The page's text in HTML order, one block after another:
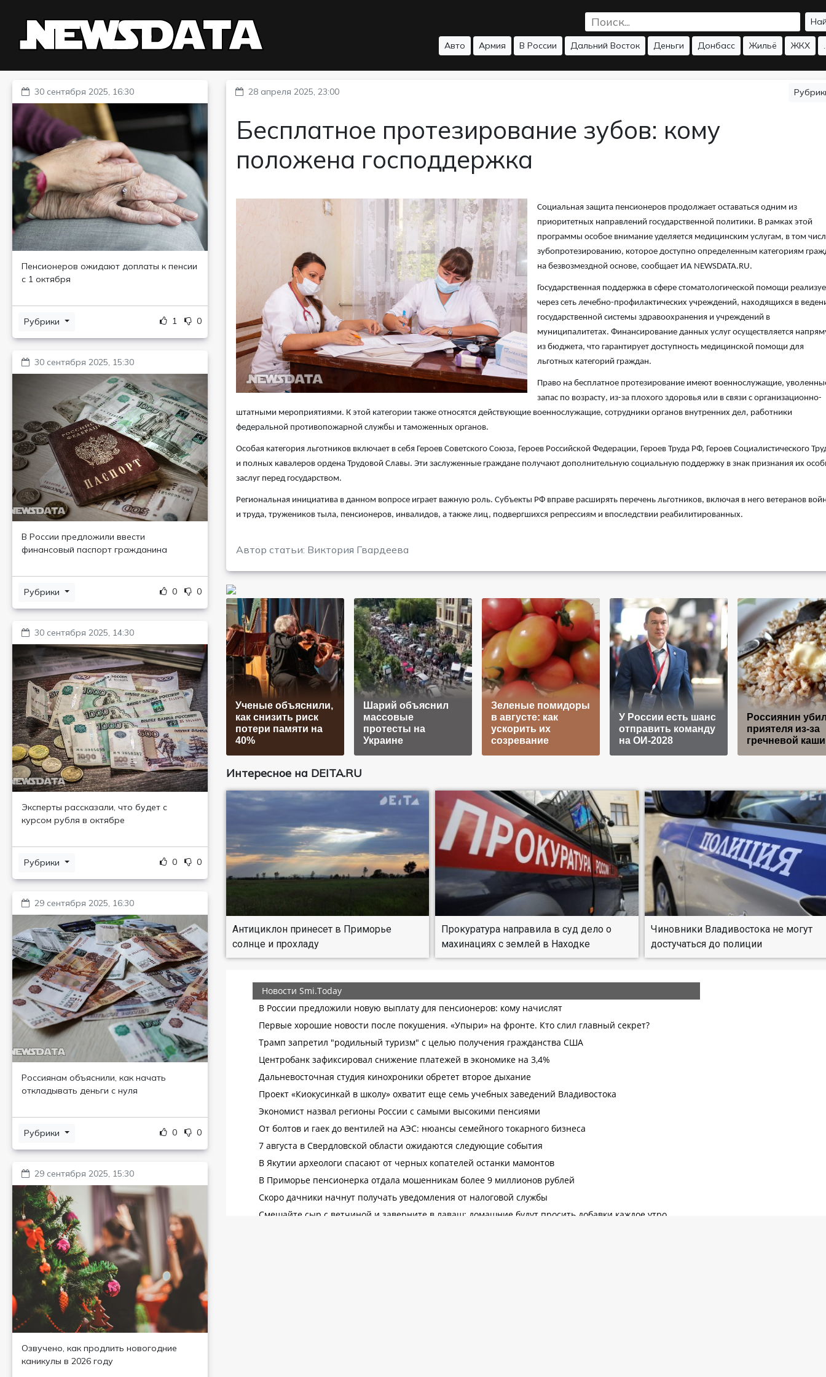
Авто Армия В России Дальний Восток Деньги Донбасс Жильё ЖКХ
30 сентября 2025, 16:30
Пенсионеров ожидают доплаты к пенсии
с 1 октября
Рубрики 1 0
30 сентября 2025, 15:30
В России предложили ввести
финансовый паспорт гражданина
Рубрики 0 0
30 сентября 2025, 14:30
Эксперты рассказали, что будет с
курсом рубля в октябре
Рубрики 0 0
29 сентября 2025, 16:30
Россиянам объяснили, как начать
откладывать деньги с нуля
Рубрики 0 0
29 сентября 2025, 15:30
Озвучено, как продлить новогодние
каникулы в 2026 году
28 апреля 2025, 23:00
Бесплатное протезирование зубов: кому
положена господдержка
Социальная защита пенсионеров продолжает оставаться одним из
приоритетных направлений государственной политики. В рамках этой
программы особое внимание уделяется медицинским услугам, в том
зубопротезированию, которое доступно определенным категориям
на безвозмездной основе, сообщает ИА NEWSDATA.RU.
Государственная поддержка в сфере стоматологической помощи
через сеть лечебно-профилактических учреждений, находящихся в
государственной системы здравоохранения и учреждений в
муниципалитетах. Финансирование данных услуг осуществляется
из бюджета, что гарантирует доступность медицинской помощи для
льготных категорий граждан.
Право на бесплатное протезирование имеют военнослужащие,
запас по возрасту, из-за плохого здоровья или в связи с организационно-
штатными мероприятиями. К этой категории также относятся действующие военнослужащие, сотрудники органов внутренних дел, работники
федеральной противопожарной службы и таможенных органов.
Особая категория льготников включает в себя Героев Советского Союза, Героев Российской Федерации, Героев Труда РФ, Героев Социалистического
и полных кавалеров ордена Трудовой Славы. Эти заслуженные граждане получают дополнительную социальную поддержку в знак признания их
заслуг перед государством.
Региональная инициатива в данном вопросе играет важную роль. Субъекты РФ вправе расширять перечень льготников, включая в него ветеранов
и труда, тружеников тыла, пенсионеров, инвалидов, а также лиц, подвергшихся репрессиям и впоследствии реабилитированных.
Автор статьи: Виктория Гвардеева
Ученые объяснили,
как снизить риск
потери памяти на
40%
Шарий объяснил
массовые
протесты на
Украине
Зеленые помидоры
в августе: как
ускорить их
созревание
У России есть шанс
отправить команду
на ОИ-2028
Россиянин
приятеля из-за
гречневой каши
Интересное на DEITA.RU
Антициклон принесет в Приморье
солнце и прохладу
Прокуратура направила в суд дело о
махинациях с землей в Находке
Чиновники Владивостока не могут
достучаться до полиции